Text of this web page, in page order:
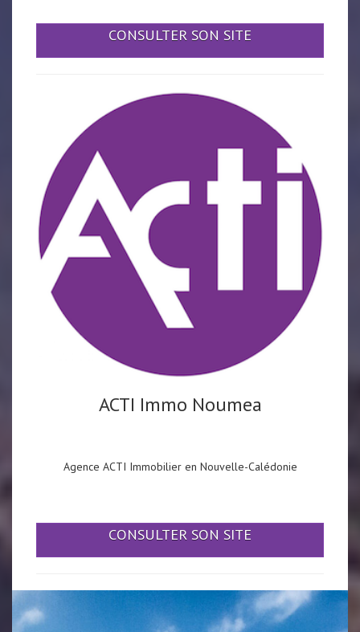
CONSULTER SON SITE
ACTI Immo Noumea
Agence ACTI Immobilier en Nouvelle-Calédonie
CONSULTER SON SITE